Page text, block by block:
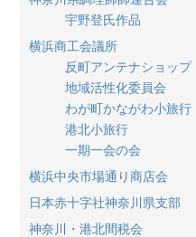
宇野登氏作品
横浜商工会議所
反町アンテナショップ
地域活性化委員会
わが町かながわ小旅行
港北小旅行
一期一会の会
横浜中央市場通り商店会
日本赤十字社神奈川県支部
神奈川・港北間税会